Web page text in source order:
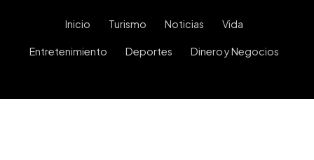
Inicio Turismo Noticias Vida
Entretenimiento Deportes Dinero y Negocios